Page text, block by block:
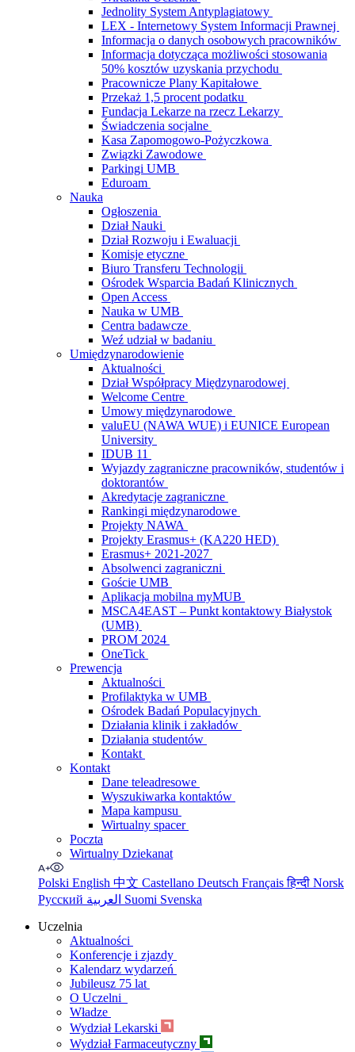
Jednolity System Antyplagiatowy
LEX - Internetowy System Informacji Prawnej
Informacja o danych osobowych pracowników
Informacja dotycząca możliwości stosowania
50% kosztów uzyskania przychodu
Pracownicze Plany Kapitałowe
Przekaż 1,5 procent podatku
Fundacja Lekarze na rzecz Lekarzy
Świadczenia socjalne
Kasa Zapomogowo-Pożyczkowa
Związki Zawodowe
Parkingi UMB
Eduroam
Nauka
Ogłoszenia
Dział Nauki
Dział Rozwoju i Ewaluacji
Komisje etyczne
Biuro Transferu Technologii
Ośrodek Wsparcia Badań Klinicznych
Open Access
Nauka w UMB
Centra badawcze
Weź udział w badaniu
Umiędzynarodowienie
Aktualności
Dział Współpracy Międzynarodowej
Welcome Centre
Umowy międzynarodowe
valuEU (NAWA WUE) i EUNICE European
University
IDUB 11
Wyjazdy zagraniczne pracowników, studentów i
doktorantów
Akredytacje zagraniczne
Rankingi międzynarodowe
Projekty NAWA
Projekty Erasmus+ (KA220 HED)
Erasmus+ 2021-2027
Absolwenci zagraniczni
Goście UMB
Aplikacja mobilna myMUB
MSCA4EAST – Punkt kontaktowy Białystok
(UMB)
PROM 2024
OneTick
Prewencja
Aktualności
Profilaktyka w UMB
Ośrodek Badań Populacyjnych
Działania klinik i zakładów
Działania studentów
Kontakt
Kontakt
Dane teleadresowe
Wyszukiwarka kontaktów
Mapa kampusu
Wirtualny spacer
Poczta
Wirtualny Dziekanat
Polski English 中文 Castellano Deutsch Françaisहिन्दी Norsk
Русский
Suomi Svenska
Uczelnia
Aktualności
Konferencje i zjazdy
Kalendarz wydarzeń
Jubileusz 75 lat
O Uczelni
Władze
Wydział Lekarski
Wydział Farmaceutyczny